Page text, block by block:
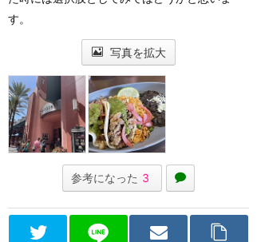
す。
写真を拡大
参考になった 3